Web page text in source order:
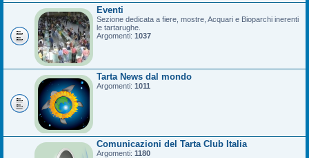
Eventi
Sezione dedicata a fiere, mostre, Acquari e Bioparchi inerenti
le tartarughe.
Argomenti: 1037
Tarta News dal mondo
Argomenti: 1011
Comunicazioni del Tarta Club Italia
Argomenti: 1180